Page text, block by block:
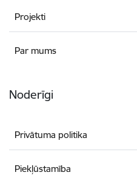
Projekti
Par mums
Noderīgi
Privātuma politika
Piekļūstamība